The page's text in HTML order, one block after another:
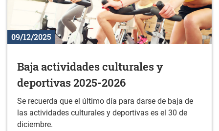
09/12/2025
Baja actividades culturales y
deportivas 2025-2026
Se recuerda que el último día para darse de baja de
las actividades culturales y deportivas es el 30 de
diciembre.